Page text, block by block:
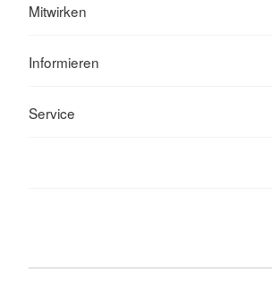
Mitwirken
Informieren
Service